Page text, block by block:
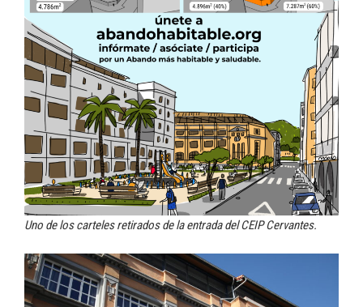
Uno de los carteles retirados de la entrada del CEIP Cervantes.